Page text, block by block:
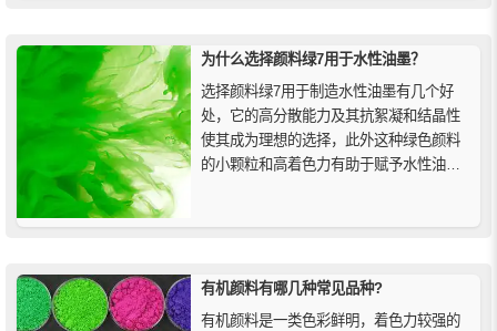
为什么选择颜料绿7用于水性油墨？
选择颜料绿7用于制造水性油墨有几个好
处，它的高分散能力及其抗絮凝和结晶性
使其成为理想的选择，此外这种绿色颜料
的小颗粒和高着色力有助于赋予水性油墨
有机颜料有哪几种常见品种?
有机颜料是一类色彩鲜明，着色力较强的